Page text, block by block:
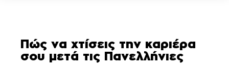
Πώς να χτίσεις την καριέρα
σου μετά τις Πανελλήνιες